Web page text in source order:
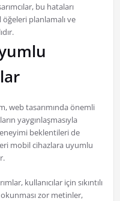
bu hataları
planlamalı ve
web tasarımında önemli
yaygınlaşmasıyla
beklentileri de
mobil cihazlara uyumlu
kullanıcılar için sıkıntılı
zor metinler,